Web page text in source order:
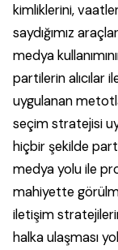
kimliklerini,
saydığımız
medya
partilerin alıcılar
uygulanan
seçim stratejisi
hiçbir şekilde
medya yolu ile
mahiyette
iletişim
halka ulaşması